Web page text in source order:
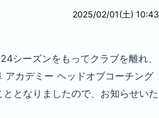
2025/02/01(土) 10:43
シーズンをもってクラブを離れ、
カデミー ヘッドオブコーチング
となりましたので、お知らせいた